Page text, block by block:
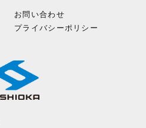
お問い合わせ
プライバシーポリシー